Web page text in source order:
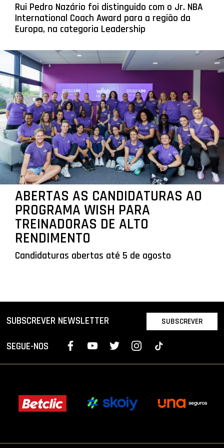
Rui Pedro Nazário foi distinguido com o Jr. NBA
International Coach Award para a região da
Europa, na categoria Leadership
ABERTAS AS CANDIDATURAS AO
PROGRAMA WISH PARA
TREINADORAS DE ALTO
RENDIMENTO
Candidaturas abertas até 5 de agosto
SUBSCREVER NEWSLETTER SUBSCREVER
SEGUE-NOS